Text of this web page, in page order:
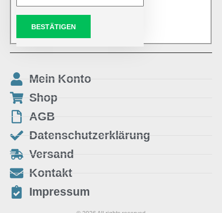
BESTÄTIGEN
Mein Konto
Shop
AGB
Datenschutzerklärung
Versand
Kontakt
Impressum